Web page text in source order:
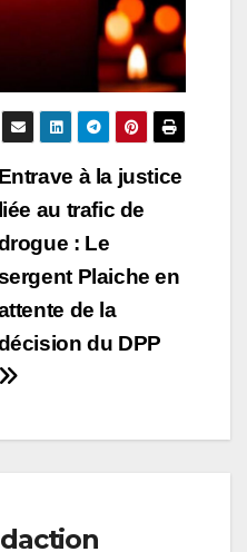
Entrave à la justice
liée au trafic de
: Le
Plaiche en
de la
du DPP